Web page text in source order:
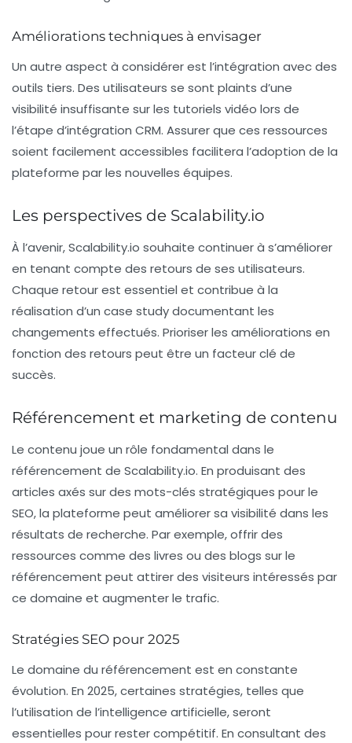
Améliorations techniques à envisager
Un autre aspect à considérer est l’intégration avec des
outils tiers. Des utilisateurs se sont plaints d’une
visibilité insuffisante sur les tutoriels vidéo lors de
l’étape d’intégration CRM. Assurer que ces ressources
soient facilement accessibles facilitera l’adoption de la
plateforme par les nouvelles équipes.
Les perspectives de Scalability.io
À l’avenir, Scalability.io souhaite continuer à s’améliorer
en tenant compte des retours de ses utilisateurs.
Chaque retour est essentiel et contribue à la
réalisation d’un case studydocumentant les
changements effectués. Prioriser les améliorations en
fonction des retours peut être un facteur clé de
succès.
Référencement et marketing de contenu
Le contenu joue un rôle fondamental dans le
référencement de Scalability.io. En produisant des
articles axés sur des mots-clés stratégiques pour le
SEO, la plateforme peut améliorer sa visibilité dans les
résultats de recherche. Par exemple, offrir des
ressources comme des livres ou des blogs sur le
référencement peut attirer des visiteurs intéressés par
ce domaine et augmenter le trafic.
Stratégies SEO pour 2025
Le domaine du référencement est en constante
évolution. En 2025, certaines stratégies, telles que
l’utilisation de l’intelligence artificielle, seront
essentielles pour rester compétitif. En consultant des